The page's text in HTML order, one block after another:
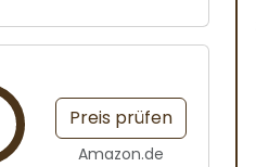
Preis prüfen
Amazon.de